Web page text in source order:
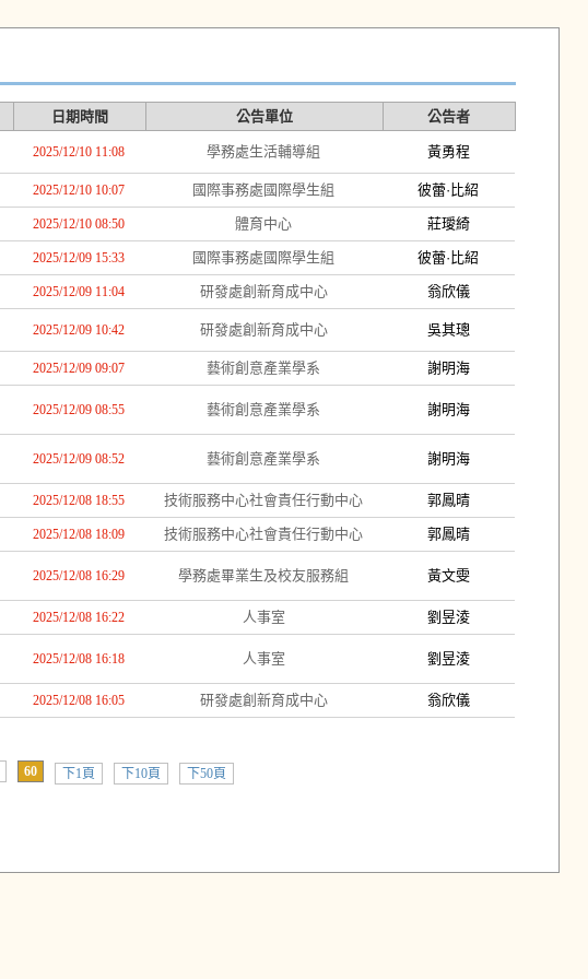
日期時間 公告單位 公告者
2025/12/10 11:08 學務處生活輔導組 黃勇程
2025/12/10 10:07 國際事務處國際學生組 彼蕾·比紹
2025/12/10 08:50 體育中心 莊璦綺
2025/12/09 15:33 國際事務處國際學生組 彼蕾·比紹
2025/12/09 11:04 研發處創新育成中心 翁欣儀
2025/12/09 10:42 研發處創新育成中心 吳其璁
2025/12/09 09:07 藝術創意產業學系 謝明海
2025/12/09 08:55 藝術創意產業學系 謝明海
2025/12/09 08:52 藝術創意產業學系 謝明海
2025/12/08 18:55 技術服務中心社會責任行動中心 郭鳳晴
2025/12/08 18:09 技術服務中心社會責任行動中心 郭鳳晴
2025/12/08 16:29 學務處畢業生及校友服務組 黃文雯
2025/12/08 16:22 人事室 劉昱淩
2025/12/08 16:18 人事室 劉昱淩
2025/12/08 16:05 研發處創新育成中心 翁欣儀
60 下1頁 下10頁 下50頁